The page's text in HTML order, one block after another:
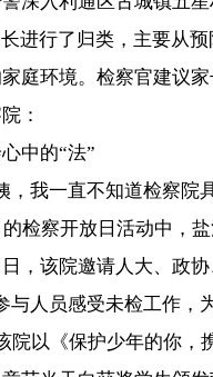
进行了归类，主要从
庭环境。检察官建议
：
中的“法”
我一直不知道检察院具
检察开放日活动中，
，该院邀请人大、政
与人员感受未检工作，
以《保护少年的你，携